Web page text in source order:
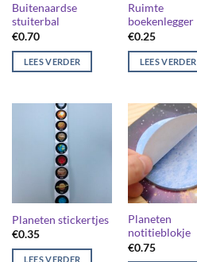
Buitenaardse
stuiterbal
€0.70
LEES VERDER
Ruimte
boekenlegger
€0.25
LEES VERDER
Planeten stickertjes
€0.35
LEES VERDER
Planeten
notitieblokje
€0.75